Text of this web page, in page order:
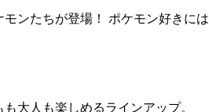
ンたちが登場！ ポケモン好きには
大人も楽しめるラインアップ。